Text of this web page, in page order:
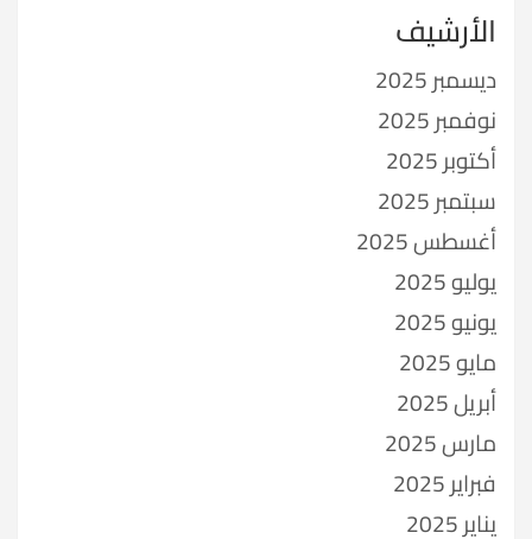
الأرشيف
ديسمبر 2025
نوفمبر 2025
أكتوبر 2025
سبتمبر 2025
أغسطس 2025
يوليو 2025
يونيو 2025
مايو 2025
أبريل 2025
مارس 2025
فبراير 2025
يناير 2025